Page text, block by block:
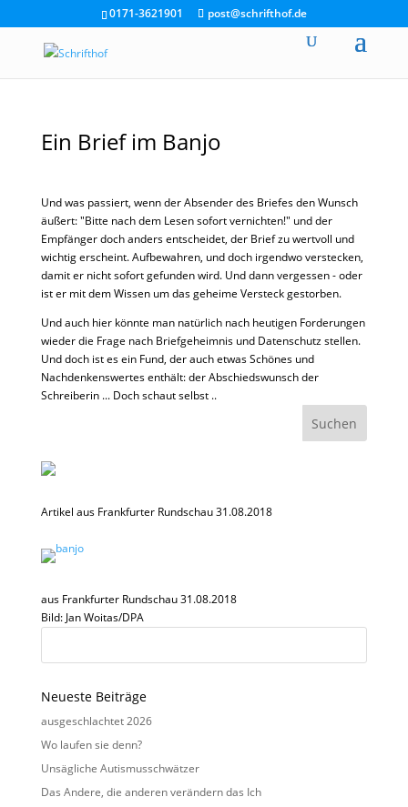
0171-3621901 post@schrifthof.de
Ein Brief im Banjo
Und was passiert, wenn der Absender des Briefes den Wunsch
äußert: "Bitte nach dem Lesen sofort vernichten!" und der
Empfänger doch anders entscheidet, der Brief zu wertvoll und
wichtig erscheint. Aufbewahren, und doch irgendwo verstecken,
damit er nicht sofort gefunden wird. Und dann vergessen - oder
ist er mit dem Wissen um das geheime Versteck gestorben.
Und auch hier könnte man natürlich nach heutigen Forderungen
wieder die Frage nach Briefgeheimnis und Datenschutz stellen.
Und doch ist es ein Fund, der auch etwas Schönes und
Nachdenkenswertes enthält: der Abschiedswunsch der
Schreiberin ... Doch schaut selbst ..
Artikel aus Frankfurter Rundschau 31.08.2018
aus Frankfurter Rundschau 31.08.2018
Bild: Jan Woitas/DPA
Neueste Beiträge
ausgeschlachtet 2026
Wo laufen sie denn?
Unsägliche Autismusschwätzer
Das Andere, die anderen verändern das Ich